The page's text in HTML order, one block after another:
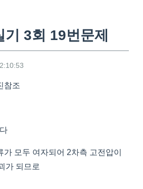
3회 19번문제
참조
모두 여자되어 2차측 고전압이
가 되므로